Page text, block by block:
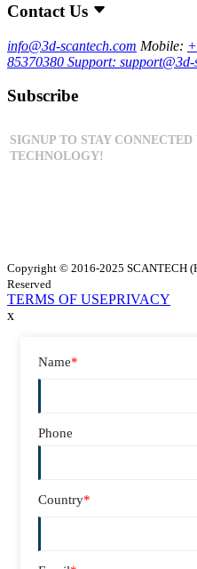
Contact Us
info@3d-scantech.com Mobile:
85370380 Support: support@3d-
Subscribe
Copyright © 2016-2025 SCANTECH
Reserved
TERMS OF USEPRIVACY
x
Name*
Phone
Country*